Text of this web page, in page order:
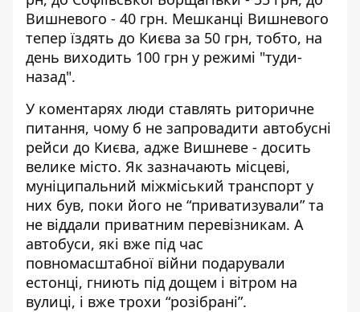
Вишневого - 40 грн. Мешканці Вишневого
тепер їздять до Києва за 50 грн, тобто, на
день виходить 100 грн у режимі "туди-
назад".
У коментарях люди ставлять риторичне
питання, чому б не запровадити автобусні
рейси до Києва, адже Вишневе - досить
велике місто. Як зазначають місцеві,
муніципальний міжміський транспорт у
них був, поки його не “приватизували” та
не віддали приватним перевізникам. А
автобуси, які вже під час
повномасштабної війни подарували
естонці, гниють під дощем і вітром на
вулиці, і вже трохи “розібрані”.